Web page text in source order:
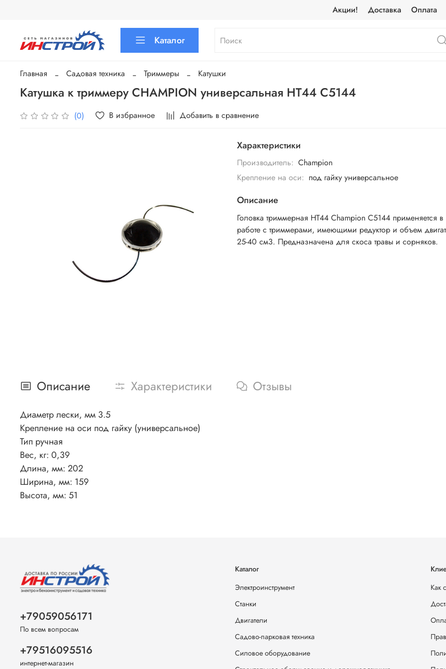
Акции! Доставка Оплата
Каталог
Главная Садовая техника Триммеры Катушки
Катушка к триммеру CHAMPION универсальная HT44 C5144
(0) В избранное Добавить в сравнение
Характеристики
Производитель: Champion
Крепление на оси: под гайку универсальное
Описание
Головка триммерная HT44 Champion C5144 применяется в
работе с триммерами, имеющими редуктор и объем
25-40 см3. Предназначена для скоса травы и сорняков.
Описание Характеристики Отзывы
Диаметр лески, мм 3.5
Крепление на оси под гайку (универсальное)
Тип ручная
Вес, кг: 0,39
Длина, мм: 202
Ширина, мм: 159
Высота, мм: 51
Каталог
Электроинструмент
Станки
Двигатели
Садово-парковая техника
Силовое оборудование
Как
+79059056171
По всем вопросам
+79516095516
интернет-магазин